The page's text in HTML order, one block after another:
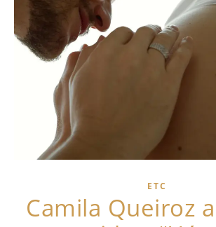
ETC
Camila Queiroz